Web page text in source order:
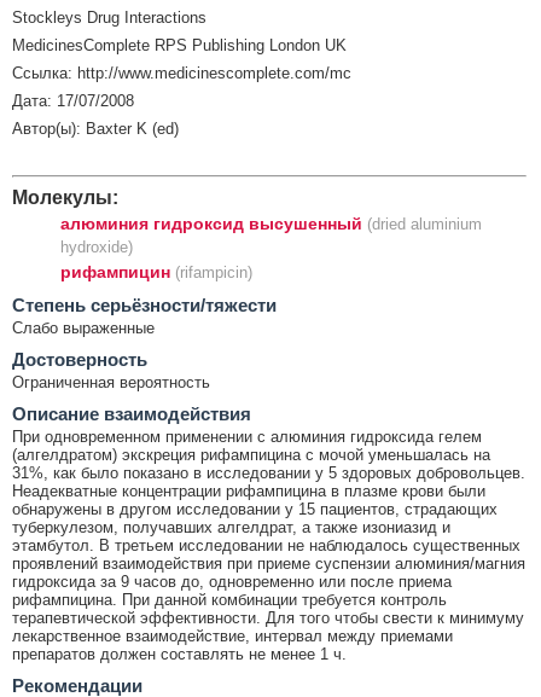
Stockleys Drug Interactions
MedicinesComplete RPS Publishing London UK
Ссылка: http://www.medicinescomplete.com/mc
Дата: 17/07/2008
Автор(ы): Baxter K (ed)
Молекулы:
алюминия гидроксид высушенный (dried aluminium
hydroxide)
рифампицин (rifampicin)
Cтепень серьёзности/тяжести
Слабо выраженные
Достоверность
Ограниченная вероятность
Описание взаимодействия
При одновременном применении с алюминия гидроксида гелем
(алгелдратом) экскреция рифампицина с мочой уменьшалась на
31%, как было показано в исследовании у 5 здоровых добровольцев.
Неадекватные концентрации рифампицина в плазме крови были
обнаружены в другом исследовании у 15 пациентов, страдающих
туберкулезом, получавших алгелдрат, а также изониазид и
этамбутол. В третьем исследовании не наблюдалось существенных
проявлений взаимодействия при приеме суспензии алюминия/магния
гидроксида за 9 часов до, одновременно или после приема
рифампицина. При данной комбинации требуется контроль
терапевтической эффективности. Для того чтобы свести к минимуму
лекарственное взаимодействие, интервал между приемами
препаратов должен составлять не менее 1 ч.
Рекомендации